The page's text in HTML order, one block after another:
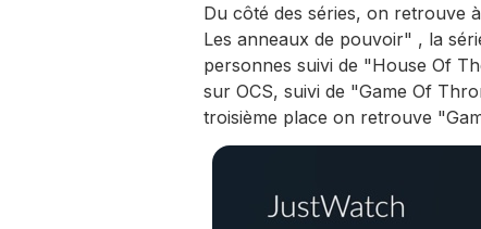
Du côté des séries, on retrouve
Les anneaux de pouvoir" , la
personnes suivi de "House Of
sur OCS, suivi de "Game Of
troisième place on retrouve